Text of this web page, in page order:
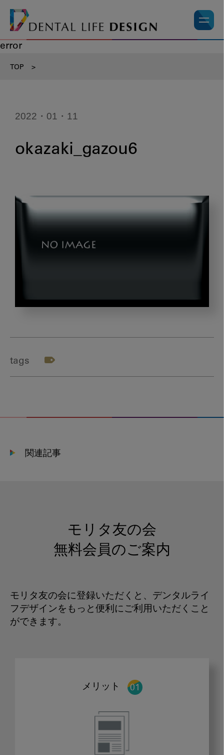
error
TOP >
2022・01・11
okazaki_gazou6
tags
関連記事
モリタ友の会
無料会員のご案内
モリタ友の会に登録いただくと、デンタルライ
フデザインをもっと便利にご利用いただくこと
ができます。
メリット